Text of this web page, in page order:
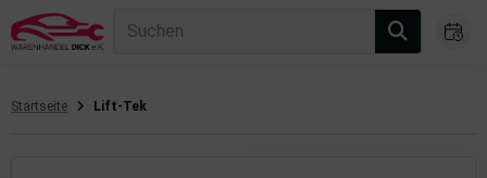
Suchen
Startseite Lift-Tek